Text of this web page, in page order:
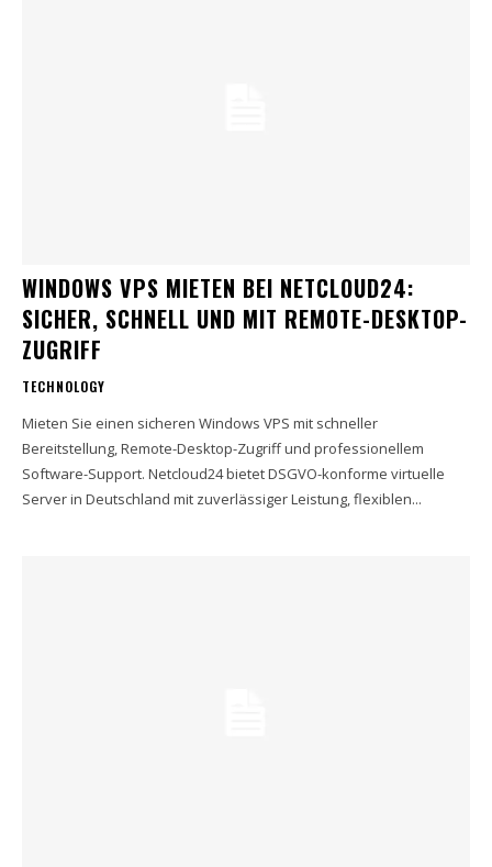
WINDOWS VPS MIETEN BEI NETCLOUD24:
SICHER, SCHNELL UND MIT REMOTE-DESKTOP-
ZUGRIFF
TECHNOLOGY
Mieten Sie einen sicheren Windows VPS mit schneller
Bereitstellung, Remote-Desktop-Zugriff und professionellem
Software-Support. Netcloud24 bietet DSGVO-konforme virtuelle
Server in Deutschland mit zuverlässiger Leistung, flexiblen...